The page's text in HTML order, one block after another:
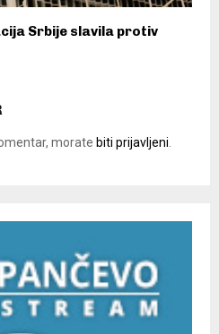
Srbije slavila protiv
morate biti prijavljeni.